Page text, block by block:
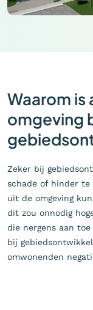
Waarom is
omgeving
Zeker bij
schade of hinder te
uit de omgeving
dit zou onnodig
die nergens aan
bij
omwonenden